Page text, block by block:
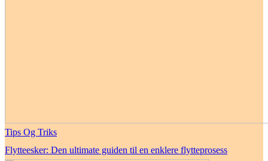
Tips Og Triks
Flytteesker: Den ultimate guiden til en enklere flytteprosess